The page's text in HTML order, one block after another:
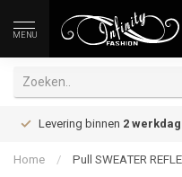
MENU
Levering binnen 2
Home / Pull SWEATER